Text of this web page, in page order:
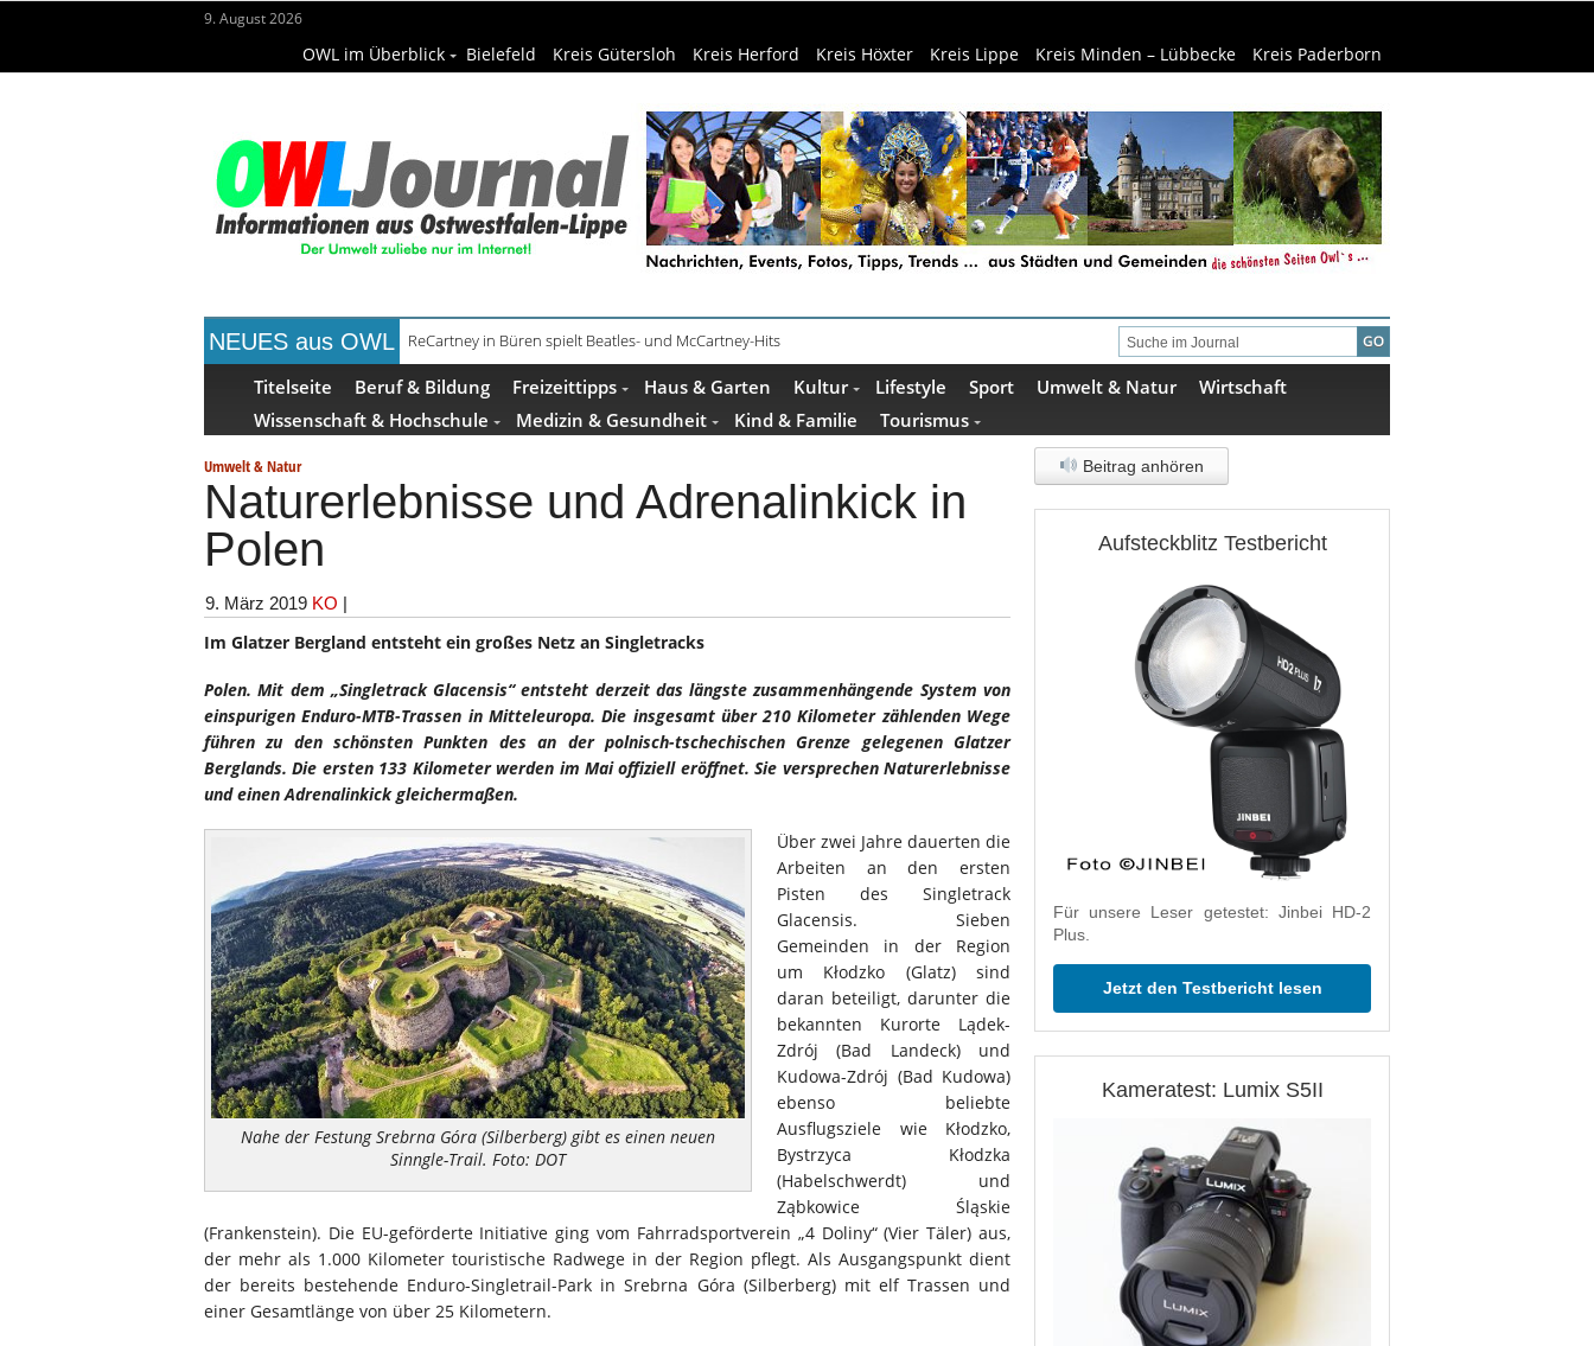
9. August 2026
OWL im Überblick Bielefeld Kreis Gütersloh Kreis Herford Kreis Höxter Kreis Lippe Kreis Minden – Lübbecke Kreis Paderborn
NEUES aus OWL Mittelalterwoche und Escape Room im Mindener Museum
Titelseite Beruf & Bildung Freizeittipps Haus & Garten Kultur Lifestyle Sport Umwelt & Natur
Wirtschaft
Wissenschaft & Hochschule
Medizin & Gesundheit Kind & Familie Tourismus
Umwelt & Natur
Naturerlebnisse und Adrenalinkick in
Polen
9. März 2019 KO |
Im Glatzer Bergland entsteht ein großes Netz an Singletracks
Polen. Mit dem „Singletrack Glacensis“ entsteht derzeit das längste zusammenhängende System von
einspurigen Enduro-MTB-Trassen in Mitteleuropa. Die insgesamt über 210 Kilometer zählenden Wege
führen zu den schönsten Punkten des an der polnisch-tschechischen Grenze gelegenen Glatzer
Berglands. Die ersten 133 Kilometer werden im Mai offiziell eröffnet. Sie versprechen Naturerlebnisse
und einen Adrenalinkick gleichermaßen.
Nahe der Festung Srebrna Góra (Silberberg) gibt es einen neuen
Sinngle-Trail. Foto: DOT
Über zwei Jahre dauerten die
Arbeiten an den ersten
Pisten des Singletrack
Glacensis. Sieben
Gemeinden in der Region
um Kłodzko (Glatz) sind
daran beteiligt, darunter die
bekannten Kurorte Lądek-
Zdrój (Bad Landeck) und
Kudowa-Zdrój (Bad Kudowa)
ebenso beliebte
Ausflugsziele wie Kłodzko,
Bystrzyca Kłodzka
(Habelschwerdt) und
Ząbkowice Śląskie
(Frankenstein). Die EU-geförderte Initiative ging vom Fahrradsportverein „4 Doliny“ (Vier Täler) aus,
der mehr als 1.000 Kilometer touristische Radwege in der Region pflegt. Als Ausgangspunkt dient
der bereits bestehende Enduro-Singletrail-Park in Srebrna Góra (Silberberg) mit elf Trassen und
einer Gesamtlänge von über 25 Kilometern.
Beitrag anhören
Aufsteckblitz Testbericht
Für unsere Leser getestet: Jinbei HD-2
Plus.
Jetzt den Testbericht lesen
Kameratest: Lumix S5II